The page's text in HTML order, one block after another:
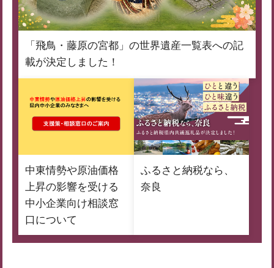
「飛鳥・藤原の宮都」の世界遺産一覧表への記
載が決定しました！
中東情勢や原油価格
上昇の影響を受ける
中小企業向け相談窓
口について
ふるさと納税なら、
奈良